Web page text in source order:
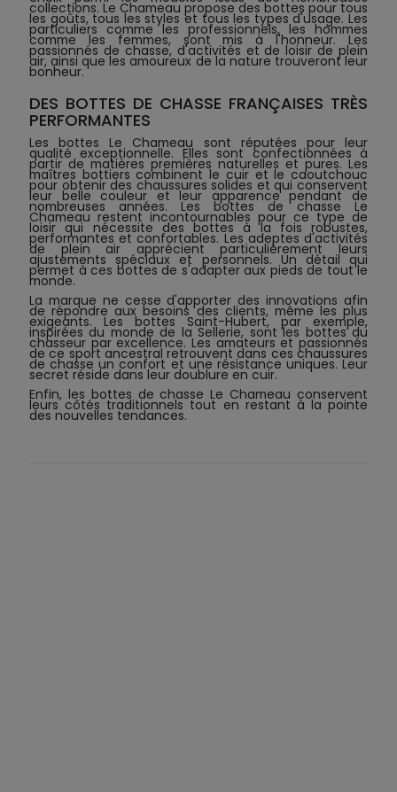
collections. Le Chameau propose des bottes pour tous
les goûts, tous les styles et tous les types d'usage. Les
particuliers comme les professionnels, les hommes
comme les femmes, sont mis à l'honneur. Les
passionnés de chasse, d'activités et de loisir de plein
air, ainsi que les amoureux de la nature trouveront leur
bonheur.
DES BOTTES DE CHASSE FRANÇAISES TRÈS
PERFORMANTES
Les bottes Le Chameau sont réputées pour leur
qualité exceptionnelle. Elles sont confectionnées à
partir de matières premières naturelles et pures. Les
maîtres bottiers combinent le cuir et le caoutchouc
pour obtenir des chaussures solides et qui conservent
leur belle couleur et leur apparence pendant de
nombreuses années. Les bottes de chasse Le
Chameau restent incontournables pour ce type de
loisir qui nécessite des bottes à la fois robustes,
performantes et confortables. Les adeptes d'activités
de plein air apprécient particulièrement leurs
ajustements spéciaux et personnels. Un détail qui
permet à ces bottes de s'adapter aux pieds de tout le
monde.
La marque ne cesse d'apporter des innovations afin
de répondre aux besoins des clients, même les plus
exigeants. Les bottes Saint-Hubert, par exemple,
inspirées du monde de la Sellerie, sont les bottes du
chasseur par excellence. Les amateurs et passionnés
de ce sport ancestral retrouvent dans ces chaussures
de chasse un confort et une résistance uniques. Leur
secret réside dans leur doublure en cuir.
Enfin, les bottes de chasse Le Chameau conservent
leurs côtés traditionnels tout en restant à la pointe
des nouvelles tendances.